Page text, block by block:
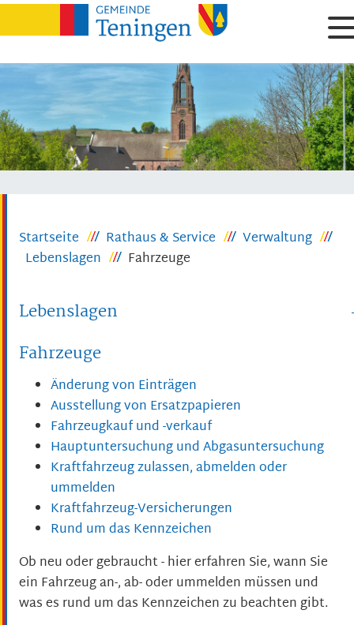
Startseite Rathaus & Service
Verwaltung
Lebenslagen
Fahrzeuge
Lebenslagen
Fahrzeuge
Änderung von Einträgen
Ausstellung von Ersatzpapieren
Fahrzeugkauf und -verkauf
Hauptuntersuchung und Abgasuntersuchung
Kraftfahrzeug zulassen, abmelden oder
ummelden
Kraftfahrzeug-Versicherungen
Rund um das Kennzeichen
Ob neu oder gebraucht - hier erfahren Sie, wann Sie
ein Fahrzeug an-, ab- oder ummelden müssen und
was es rund um das Kennzeichen zu beachten gibt.